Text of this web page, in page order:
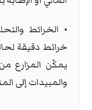
• الخرائط
خرائط دقيقة
يمكّن المزارع
والمبيدات إلى